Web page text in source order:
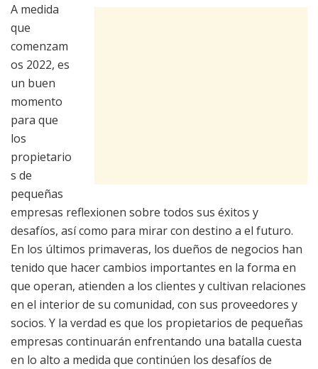
A medida
que
comenzam
os 2022, es
un buen
momento
para que
los
propietario
s de
pequeñas
empresas reflexionen sobre todos sus éxitos y
desafíos, así como para mirar con destino a el futuro.
En los últimos primaveras, los dueños de negocios han
tenido que hacer cambios importantes en la forma en
que operan, atienden a los clientes y cultivan relaciones
en el interior de su comunidad, con sus proveedores y
socios. Y la verdad es que los propietarios de pequeñas
empresas continuarán enfrentando una batalla cuesta
en lo alto a medida que continúen los desafíos de